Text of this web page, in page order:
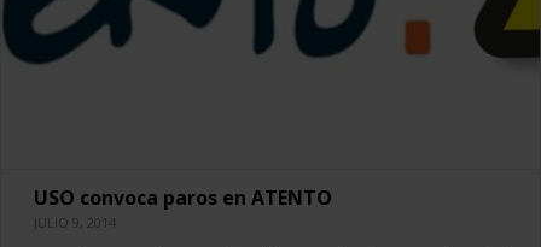
USO convoca paros en ATENTO
JULIO 9, 2014